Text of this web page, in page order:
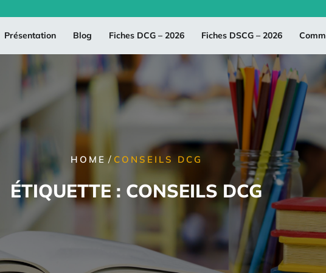
Présentation Blog Fiches DCG – 2026 Fiches DSCG – 2026
HOME/ CONSEILS DCG
ÉTIQUETTE : CONSEILS DCG